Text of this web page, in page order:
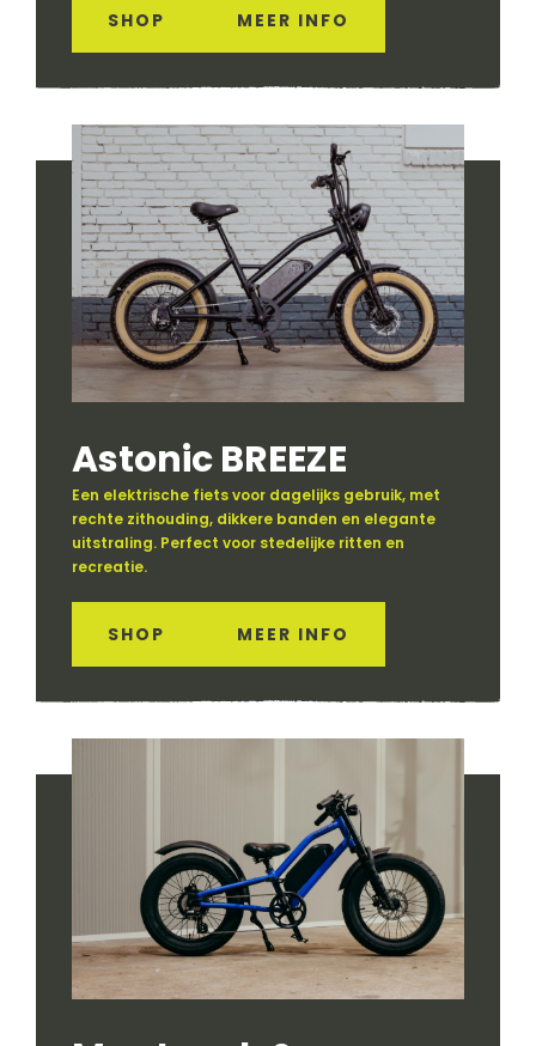
SHOP MEER INFO
Astonic BREEZE
Een elektrische fiets voor dagelijks gebruik, met
rechte zithouding, dikkere banden en elegante
uitstraling. Perfect voor stedelijke ritten en
recreatie.
SHOP MEER INFO